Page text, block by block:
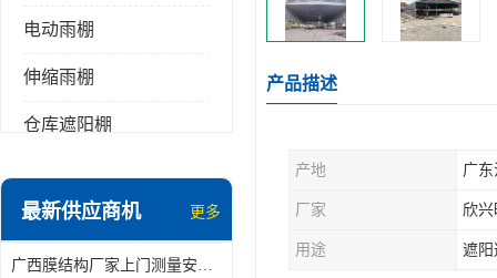
电动雨棚
伸缩雨棚
仓库遮阳棚
电动推拉雨棚
膜结构停景观棚
最新供应商机 更多
广西膜结构厂家上门测量安装发货，厂家发货没有差价
产品描述
产地 广
厂家 欣兴
用途 遮阳